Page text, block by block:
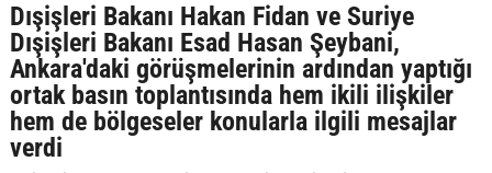
Dışişleri Bakanı Hakan Fidan ve Suriye
Dışişleri Bakanı Esad Hasan Şeybani,
Ankara'daki görüşmelerinin ardından yaptığı
ortak basın toplantısında hem ikili ilişkiler
hem de bölgeseler konularla ilgili mesajlar
verdi